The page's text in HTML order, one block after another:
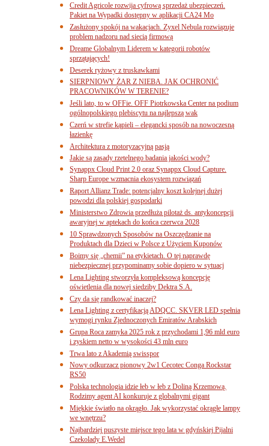
Credit Agricole rozwija cyfrową sprzedaż ubezpieczeń.
Pakiet na Wypadki dostępny w aplikacji CA24 Mo
Zasłużony spokój na wakacjach. Zyxel Nebula rozwiązuje
problem nadzoru nad siecią firmową
Dreame Globalnym Liderem w kategorii robotów
sprzątających!
Deserek ryżowy z truskawkami
SIERPNIOWY ŻAR Z NIEBA. JAK OCHRONIĆ
PRACOWNIKÓW W TERENIE?
Jeśli lato, to w OFFie. OFF Piotrkowska Center na podium
ogólnopolskiego plebiscytu na najlepszą wak
Czerń w strefie kąpieli – elegancki sposób na nowoczesną
łazienkę
Architektura z motoryzacyjną pasją
Jakie są zasady rzetelnego badania jakości wody?
Synappx Cloud Print 2.0 oraz Synappx Cloud Capture.
Sharp Europe wzmacnia ekosystem rozwiązań
Raport Allianz Trade: potencjalny koszt kolejnej dużej
powodzi dla polskiej gospodarki
Ministerstwo Zdrowia przedłuża pilotaż ds. antykoncepcji
awaryjnej w aptekach do końca czerwca 2028
10 Sprawdzonych Sposobów na Oszczędzanie na
Produktach dla Dzieci w Polsce z Użyciem Kuponów
Boimy się „chemii” na etykietach. O tej naprawdę
niebezpiecznej przypominamy sobie dopiero w sytuacj
Lena Lighting stworzyła kompleksową koncepcję
oświetlenia dla nowej siedziby Dektra S.A.
Czy da się randkować inaczej?
Lena Lighting z certyfikacją ADQCC. SKVER LED spełnia
wymogi rynku Zjednoczonych Emiratów Arabskich
Grupa Roca zamyka 2025 rok z przychodami 1,96 mld euro
i zyskiem netto w wysokości 43 mln euro
Trwa lato z Akademią swisspor
Nowy odkurzacz pionowy 2w1 Cecotec Conga Rockstar
RS50
Polska technologia idzie łeb w łeb z Doliną Krzemową.
Rodzimy agent AI konkuruje z globalnymi gigant
Miękkie światło na okrągło. Jak wykorzystać okrągłe lampy
we wnętrzu?
Najbardziej puszyste miejsce tego lata w gdyńskiej Pijalni
Czekolady E.Wedel